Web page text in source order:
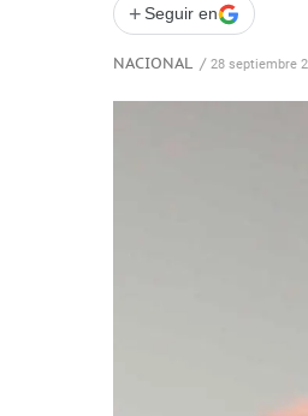
+ Seguir en
NACIONAL / 28 septiembre